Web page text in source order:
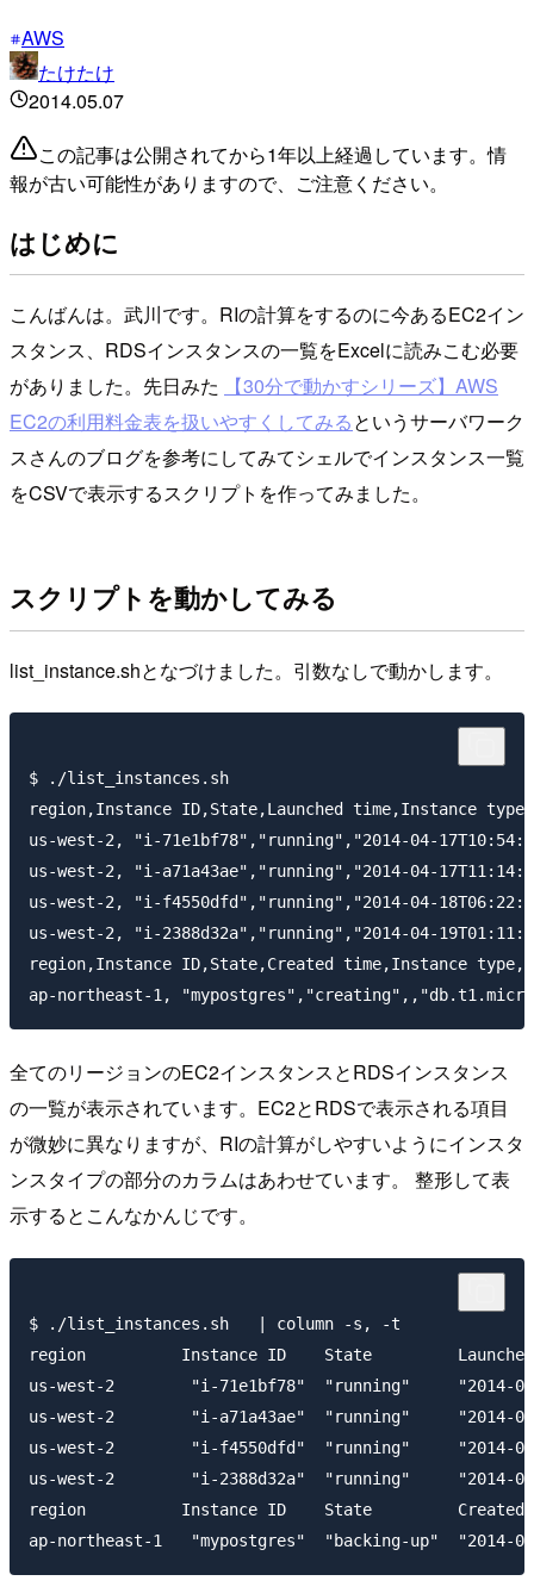
AWS
たけたけ
2014.05.07
この記事は公開されてから1年以上経過しています。情
報が古い可能性がありますので、ご注意ください。
はじめに
こんばんは。武川です。RIの計算をするのに今あるEC2イン
スタンス、RDSインスタンスの一覧をExcelに読みこむ必要
がありました。先日みた
【30分で動かすシリーズ】AWS
EC2の利用料金表を扱いやすくしてみるというサーバワーク
スさんのブログを参考にしてみてシェルでインスタンス一覧
をCSVで表示するスクリプトを作ってみました。
スクリプトを動かしてみる
list_instance.shとなづけました。引数なしで動かします。
$ ./list_instances.sh
region,Instance ID,State,Launched time,Instance
us-west-2, "i-71e1bf78","running","2014-04-
us-west-2, "i-a71a43ae","running","2014-04-
us-west-2, "i-f4550dfd","running","2014-04-
us-west-2, "i-2388d32a","running","2014-04-
region,Instance ID,State,Created time,Instance
全てのリージョンのEC2インスタンスとRDSインスタンス
の一覧が表示されています。EC2とRDSで表示される項目
が微妙に異なりますが、RIの計算がしやすいようにインスタ
ンスタイプの部分のカラムはあわせています。 整形して表
示するとこんなかんじです。
$ ./list_instances.sh   | column -s, -t
region          Instance ID    State
us-west-2        "i-71e1bf78"  "running"     "2014-04-
us-west-2        "i-a71a43ae"  "running"     "2014-
us-west-2        "i-f4550dfd"  "running"     "2014-04-
us-west-2        "i-2388d32a"  "running"     "2014-
region          Instance ID    State